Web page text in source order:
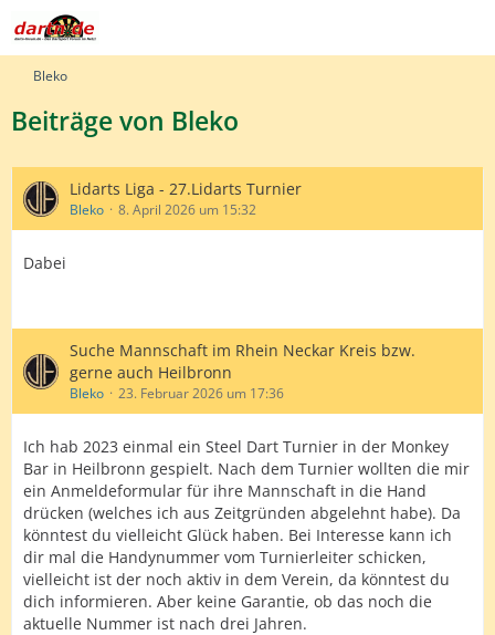
Bleko
Beiträge von Bleko
Lidarts Liga - 27.Lidarts Turnier
Bleko 8. April 2026 um 15:32
Dabei
Suche Mannschaft im Rhein Neckar Kreis bzw.
gerne auch Heilbronn
Bleko 23. Februar 2026 um 17:36
Ich hab 2023 einmal ein Steel Dart Turnier in der Monkey
Bar in Heilbronn gespielt. Nach dem Turnier wollten die mir
ein Anmeldeformular für ihre Mannschaft in die Hand
drücken (welches ich aus Zeitgründen abgelehnt habe). Da
könntest du vielleicht Glück haben. Bei Interesse kann ich
dir mal die Handynummer vom Turnierleiter schicken,
vielleicht ist der noch aktiv in dem Verein, da könntest du
dich informieren. Aber keine Garantie, ob das noch die
aktuelle Nummer ist nach drei Jahren.